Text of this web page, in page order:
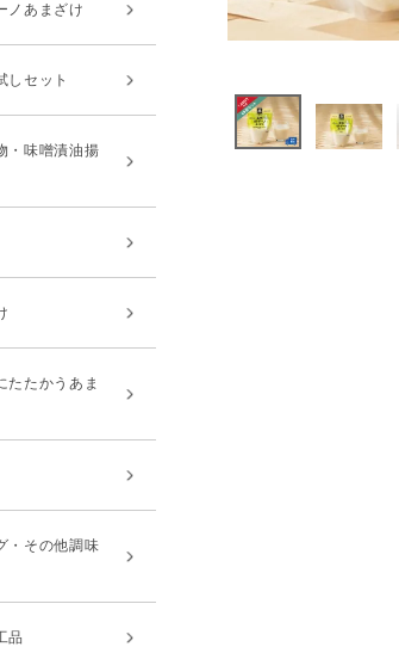
ノあまざけ
しセット
・味噌漬油揚
たたかうあま
・その他調味
品